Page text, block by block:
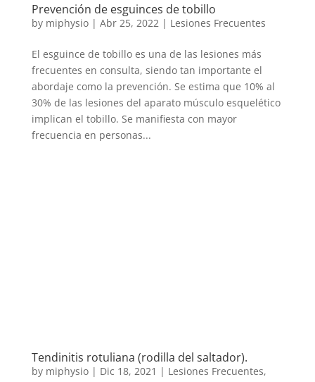
Prevención de esguinces de tobillo
by miphysio| Abr 25, 2022| Lesiones Frecuentes
El esguince de tobillo es una de las lesiones más
frecuentes en consulta, siendo tan importante el
abordaje como la prevención. Se estima que 10% al
30% de las lesiones del aparato músculo esquelético
implican el tobillo. Se manifiesta con mayor
frecuencia en personas...
Tendinitis rotuliana (rodilla del saltador).
by miphysio| Dic 18, 2021 | Lesiones Frecuentes,